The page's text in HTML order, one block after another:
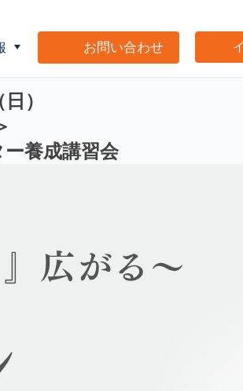
Ｍ＆Ｌショップ
お問い合わせ
）
養成講習会